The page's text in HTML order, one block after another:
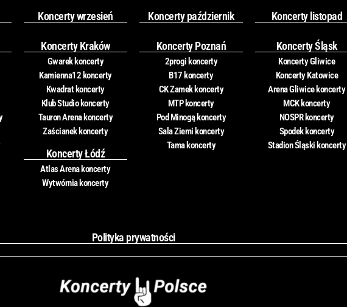
Koncerty wrzesień Koncerty październik Koncerty listopad
Koncerty Kraków
Gwarek koncerty
Kamienna12 koncerty
Kwadrat koncerty
Klub Studio koncerty
Tauron Arena koncerty
Zaścianek koncerty
Koncerty Łódź
Atlas Arena koncerty
Wytwórnia koncerty
Koncerty Poznań
2progi koncerty
B17 koncerty
CK Zamek koncerty
MTP koncerty
Pod Minogą koncerty
Sala Ziemi koncerty
Tama koncerty
Koncerty Śląsk
Koncerty Gliwice
Koncerty Katowice
Arena Gliwice koncerty
MCK koncerty
NOSPR koncerty
Spodek koncerty
Stadion Śląski koncerty
Polityka prywatności